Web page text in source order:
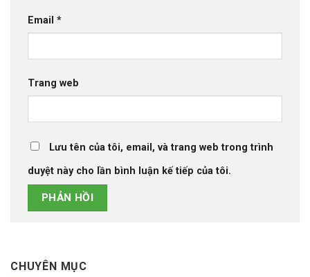
Email *
Trang web
Lưu tên của tôi, email, và trang web trong trình
duyệt này cho lần bình luận kế tiếp của tôi.
CHUYÊN MỤC